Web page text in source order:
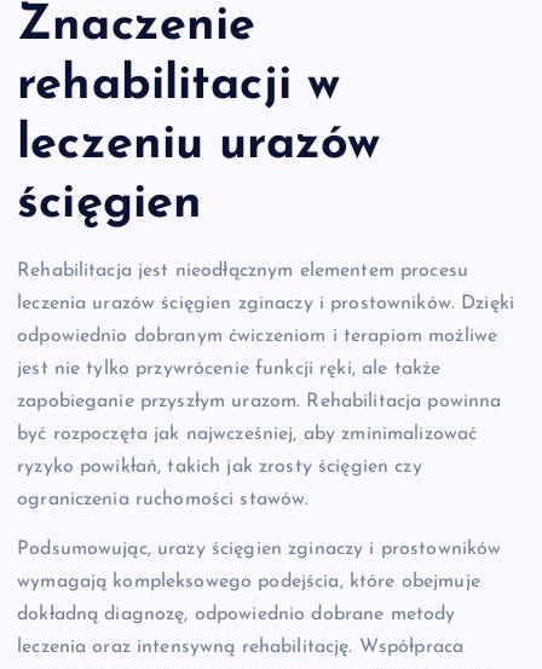
Znaczenie
rehabilitacji w
leczeniu urazów
ścięgien
Rehabilitacja jest nieodłącznym elementem procesu
leczenia urazów ścięgien zginaczy i prostowników. Dzięki
odpowiednio dobranym ćwiczeniom i terapiom możliwe
jest nie tylko przywrócenie funkcji ręki, ale także
zapobieganie przyszłym urazom. Rehabilitacja powinna
być rozpoczęta jak najwcześniej, aby zminimalizować
ryzyko powikłań, takich jak zrosty ścięgien czy
ograniczenia ruchomości stawów.
Podsumowując, urazy ścięgien zginaczy i prostowników
wymagają kompleksowego podejścia, które obejmuje
dokładną diagnozę, odpowiednio dobrane metody
leczenia oraz intensywną rehabilitację. Współpraca